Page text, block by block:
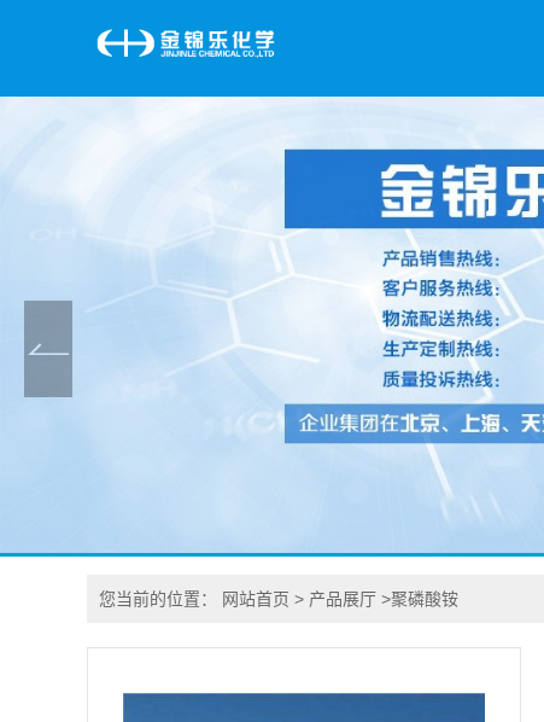
您当前的位置： 网站首页 > 产品展厅 >聚磷酸铵